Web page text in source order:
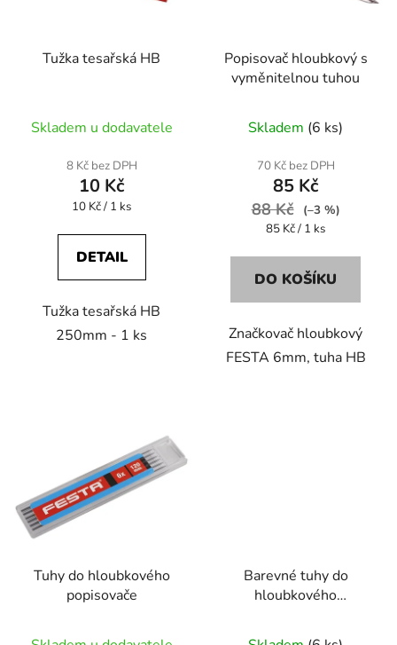
Tužka tesařská HB
Skladem u dodavatele
8 Kč bez DPH
10 Kč
Měrná
10 Kč / 1 ks
DETAIL
Tužka tesařská HB
250mm - 1 ks
Popisovač hloubkový s
vyměnitelnou tuhou
Skladem (6 ks)
70 Kč bez DPH
85 Kč
88 Kč
(–3 %)
Měrná
85 Kč / 1 ks
DO KOŠÍKU
Značkovač hloubkový
FESTA 6mm, tuha HB
Tuhy do hloubkového
popisovače
Barevné tuhy do
hloubkového